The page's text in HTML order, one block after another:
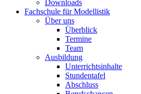
Downloads
Fachschule für Modellistik
Über uns
Überblick
Termine
Team
Ausbildung
Unterrichtsinhalte
Stundentafel
Abschluss